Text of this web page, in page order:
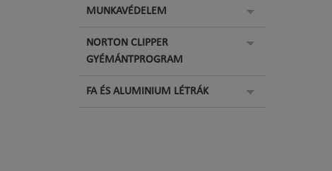
MUNKAVÉDELEM
NORTON CLIPPER
GYÉMÁNTPROGRAM
FA ÉS ALUMINIUM LÉTRÁK